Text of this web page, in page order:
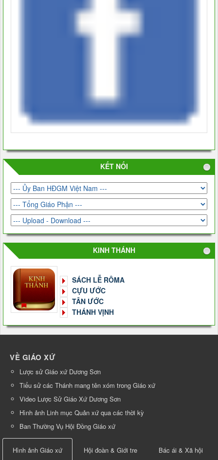
KẾT NỐI
KINH THÁNH
SÁCH LỄ RÔMA
CỰU ƯỚC
TÂN ƯỚC
THÁNH VỊNH
VỀ GIÁO XỨ
Lược sử Giáo xứ Dương Sơn
Tiểu sử các Thánh mang tên xóm trong Giáo xứ
Video Lược Sử Giáo Xứ Dương Sơn
Hình ảnh Linh mục Quản xứ qua các thời kỳ
Ban Thường Vụ Hội Đồng Giáo xứ
Hình ảnh Giáo xứ Hội đoàn & Giới tre Bác ái & Xã hội